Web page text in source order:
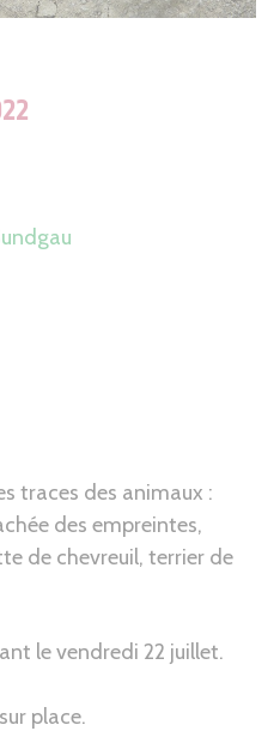
traces des animaux :
des empreintes,
de chevreuil, terrier de
le vendredi 22 juillet.
place.